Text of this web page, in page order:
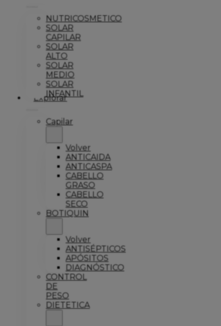
NUTRICOSMETICO
SOLAR
CAPILAR
SOLAR
ALTO
SOLAR
MEDIO
SOLAR
INFANTIL
Explorar
Capilar
Volver
ANTICAIDA
ANTICASPA
CABELLO
GRASO
CABELLO
SECO
BOTIQUIN
Volver
ANTISÉPTICOS
APÓSITOS
DIAGNÓSTICO
CONTROL
DE
PESO
DIETETICA